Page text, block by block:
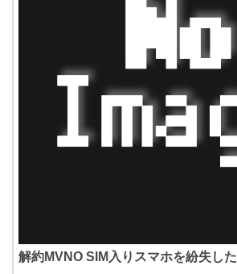
解約MVNO SIM入りスマホを紛失した